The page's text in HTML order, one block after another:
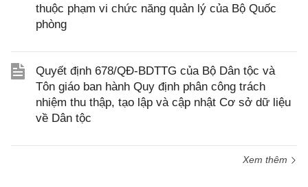
thuộc phạm vi chức năng quản lý của Bộ Quốc
phòng
Quyết định 678/QĐ-BDTTG của Bộ Dân tộc và
Tôn giáo ban hành Quy định phân công trách
nhiệm thu thập, tạo lập và cập nhật Cơ sở dữ liệu
về Dân tộc
Xem thêm